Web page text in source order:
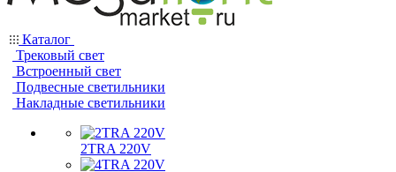
Каталог
Трековый свет
Встроенный свет
Подвесные светильники
Накладные светильники
2TRA 220V